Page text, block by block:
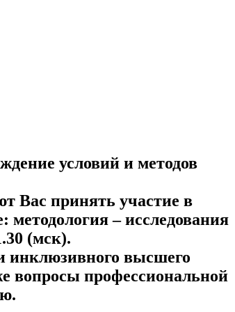
условий и методов
Вас принять участие в
– исследования
(мск).
инклюзивного высшего
вопросы профессиональной